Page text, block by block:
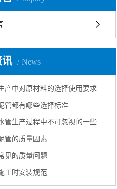
讯 News
产中对原材料的选择使用要求
管都有哪些选择标准
生产过程中不可忽视的一些问题
管的质量因素
见的质量问题
工时安装规范